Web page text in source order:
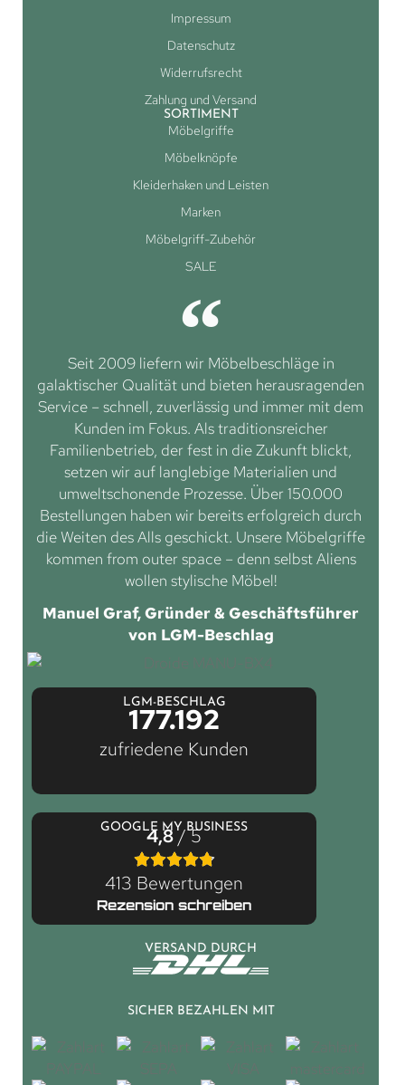
Impressum
Datenschutz
Widerrufsrecht
Zahlung und Versand
SORTIMENT
Möbelgriffe
Möbelknöpfe
Kleiderhaken und Leisten
Marken
Möbelgriff-Zubehör
SALE
Seit 2009 liefern wir Möbelbeschläge in
galaktischer Qualität und bieten herausragenden
Service – schnell, zuverlässig und immer mit dem
Kunden im Fokus. Als traditionsreicher
Familienbetrieb, der fest in die Zukunft blickt,
setzen wir auf langlebige Materialien und
umweltschonende Prozesse. Über 150.000
Bestellungen haben wir bereits erfolgreich durch
die Weiten des Alls geschickt. Unsere Möbelgriffe
kommen from outer space – denn selbst Aliens
wollen stylische Möbel!
Manuel Graf, Gründer & Geschäftsführer
von LGM-Beschlag
LGM-BESCHLAG
177.192
zufriedene Kunden
GOOGLE MY BUSINESS
4,8/ 5
413 Bewertungen
Rezension schreiben
VERSAND DURCH
SICHER BEZAHLEN MIT